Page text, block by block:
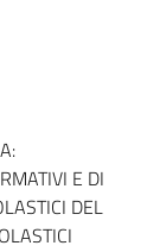
E DI
DEL